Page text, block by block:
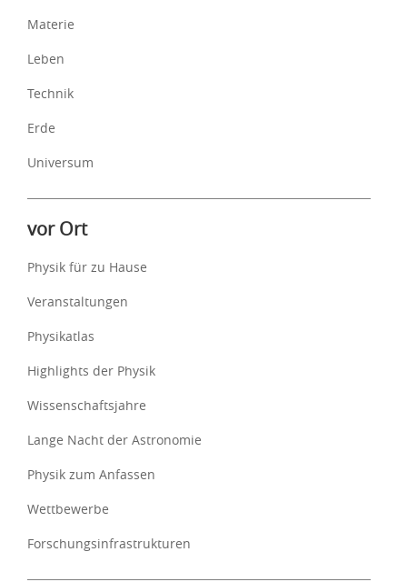
Materie
Leben
Technik
Erde
Universum
vor Ort
Physik für zu Hause
Veranstaltungen
Physikatlas
Highlights der Physik
Wissenschaftsjahre
Lange Nacht der Astronomie
Physik zum Anfassen
Wettbewerbe
Forschungsinfrastrukturen